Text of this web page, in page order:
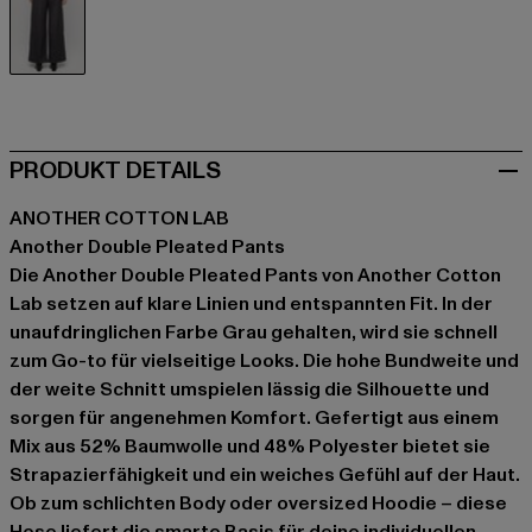
PRODUKT DETAILS
ANOTHER COTTON LAB
Another Double Pleated Pants
Die Another Double Pleated Pants von Another Cotton
Lab setzen auf klare Linien und entspannten Fit. In der
unaufdringlichen Farbe Grau gehalten, wird sie schnell
zum Go-to für vielseitige Looks. Die hohe Bundweite und
der weite Schnitt umspielen lässig die Silhouette und
sorgen für angenehmen Komfort. Gefertigt aus einem
Mix aus 52% Baumwolle und 48% Polyester bietet sie
Strapazierfähigkeit und ein weiches Gefühl auf der Haut.
Ob zum schlichten Body oder oversized Hoodie – diese